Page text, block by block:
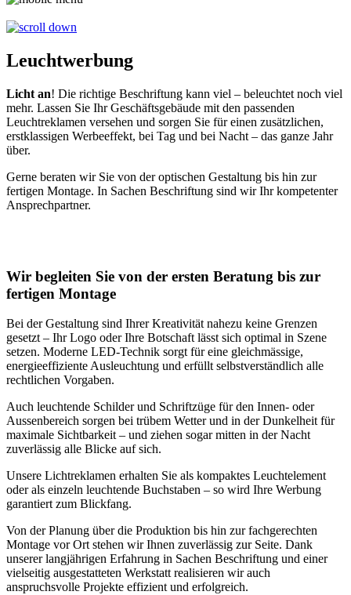
Leuchtwerbung
Licht an! Die richtige Beschriftung kann viel – beleuchtet noch viel
mehr. Lassen Sie Ihr Geschäftsgebäude mit den passenden
Leuchtreklamen versehen und sorgen Sie für einen zusätzlichen,
erstklassigen Werbeeffekt, bei Tag und bei Nacht – das ganze Jahr
über.
Gerne beraten wir Sie von der optischen Gestaltung bis hin zur
fertigen Montage. In Sachen Beschriftung sind wir Ihr kompetenter
Ansprechpartner.
Wir begleiten Sie von der ersten Beratung bis zur
fertigen Montage
Bei der Gestaltung sind Ihrer Kreativität nahezu keine Grenzen
gesetzt – Ihr Logo oder Ihre Botschaft lässt sich optimal in Szene
setzen. Moderne LED‑Technik sorgt für eine gleichmässige,
energieeffiziente Ausleuchtung und erfüllt selbstverständlich alle
rechtlichen Vorgaben.
Auch leuchtende Schilder und Schriftzüge für den Innen- oder
Aussenbereich sorgen bei trübem Wetter und in der Dunkelheit für
maximale Sichtbarkeit – und ziehen sogar mitten in der Nacht
zuverlässig alle Blicke auf sich.
Unsere Lichtreklamen erhalten Sie als kompaktes Leuchtelement
oder als einzeln leuchtende Buchstaben – so wird Ihre Werbung
garantiert zum Blickfang.
Von der Planung über die Produktion bis hin zur fachgerechten
Montage vor Ort stehen wir Ihnen zuverlässig zur Seite. Dank
unserer langjährigen Erfahrung in Sachen Beschriftung und einer
vielseitig ausgestatteten Werkstatt realisieren wir auch
anspruchsvolle Projekte effizient und erfolgreich.